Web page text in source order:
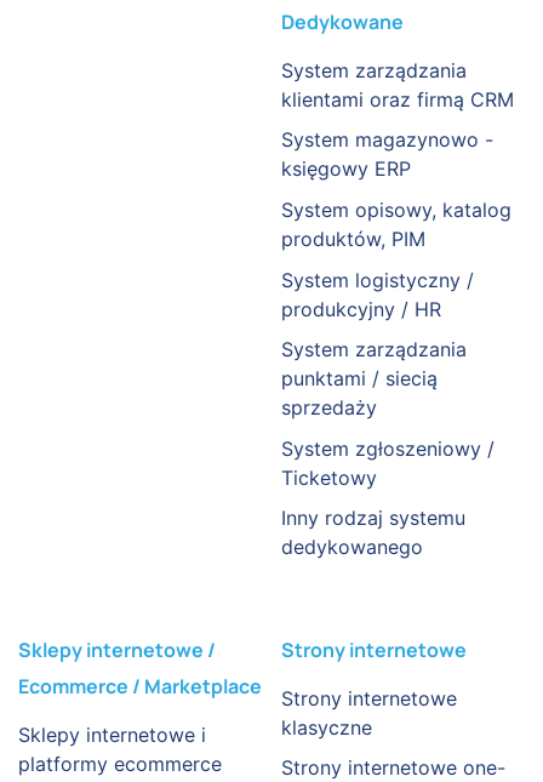
Dedykowane
System zarządzania
klientami oraz firmą CRM
System magazynowo -
księgowy ERP
System opisowy, katalog
produktów, PIM
System logistyczny /
produkcyjny / HR
System zarządzania
punktami / siecią
sprzedaży
System zgłoszeniowy /
Ticketowy
Inny rodzaj systemu
dedykowanego
Sklepy internetowe /
Ecommerce / Marketplace
Sklepy internetowe i
platformy ecommerce
Strony internetowe
Strony internetowe
klasyczne
Strony internetowe one-